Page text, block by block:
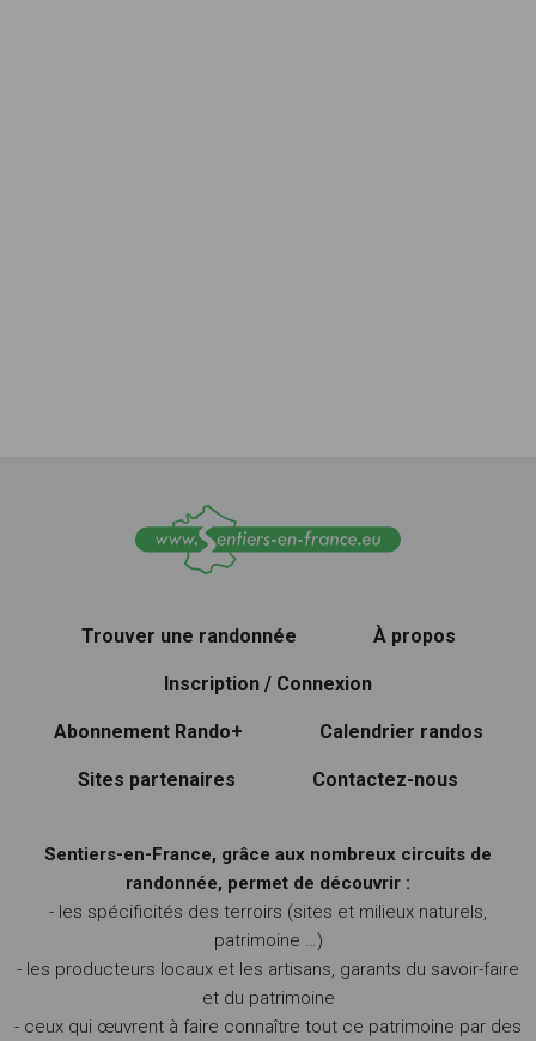
Trouver une randonnée À propos
Inscription / Connexion
Abonnement Rando+ Calendrier randos
Sites partenaires Contactez-nous
Sentiers-en-France, grâce aux nombreux circuits de
randonnée, permet de découvrir :
- les spécificités des terroirs (sites et milieux naturels,
patrimoine …)
- les producteurs locaux et les artisans, garants du savoir-faire
et du patrimoine
- ceux qui œuvrent à faire connaître tout ce patrimoine par des